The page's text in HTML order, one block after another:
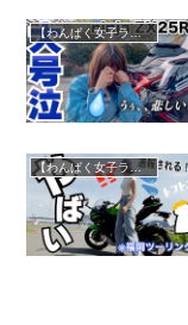
【わんぱく女子ライダー】瑠衣チャンネル
【わんぱく女子ライダー】瑠衣チャンネル